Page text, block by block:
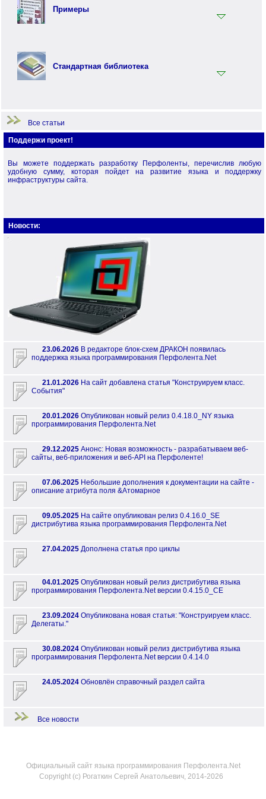
Перфо - функциональный язык программирования
Встроенные функции
Терминология
Примеры
Примеры по стандартной библиотеке
Примеры по языку Перфо
Стандартная библиотека
Все статьи
Поддержи проект!
Вы можете поддержать разработку Перфоленты, перечислив любую
удобную сумму, которая пойдет на развитие языка и поддержку
инфраструктуры сайта.
Новости:
23.06.2026 В редакторе блок-схем ДРАКОН появилась
поддержка языка программирования Перфолента.Net
21.01.2026 На сайт добавлена статья "Конструируем класс.
События"
20.01.2026 Опубликован новый релиз 0.4.18.0_NY языка
программирования Перфолента.Net
29.12.2025 Анонс: Новая возможность - разрабатываем веб-
сайты, веб-приложения и веб-API на Перфоленте!
07.06.2025 Небольшие дополнения к документации на сайте -
описание атрибута поля &Атомарное
09.05.2025 На сайте опубликован релиз 0.4.16.0_SE
дистрибутива языка программирования Перфолента.Net
27.04.2025 Дополнена статья про циклы
04.01.2025 Опубликован новый релиз дистрибутива языка
программирования Перфолента.Net версии 0.4.15.0_CE
23.09.2024 Опубликована новая статья: "Конструируем класс.
Делегаты."
30.08.2024 Опубликован новый релиз дистрибутива языка
программирования Перфолента.Net версии 0.4.14.0
24.05.2024 Обновлён справочный раздел сайта
Все новости
Официальный сайт языка программирования Перфолента.Net
Copyright (c) Рогаткин Сергей Анатольевич, 2014-2026